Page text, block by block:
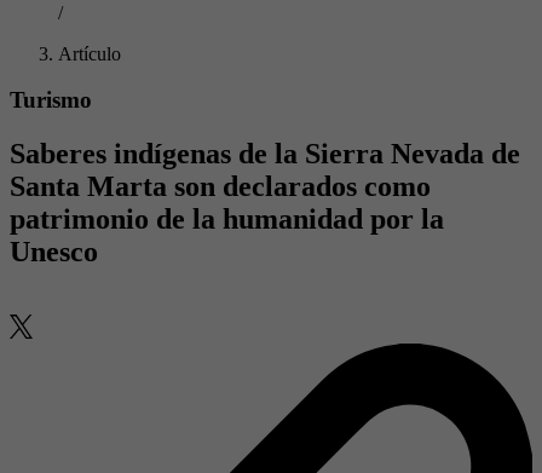
/
Artículo
Turismo
Saberes indígenas de la Sierra Nevada de
Santa Marta son declarados como
patrimonio de la humanidad por la
Unesco